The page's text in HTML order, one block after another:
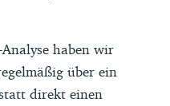
haben wir
über ein
direkt einen